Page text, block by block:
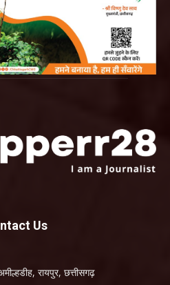
Us
रायपुर, छत्तीसगढ़